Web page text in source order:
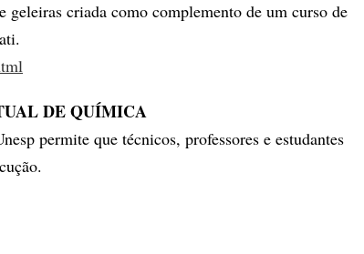
geleiras criada como complemento de um curso de
DE QUÍMICA
permite que técnicos, professores e estudantes